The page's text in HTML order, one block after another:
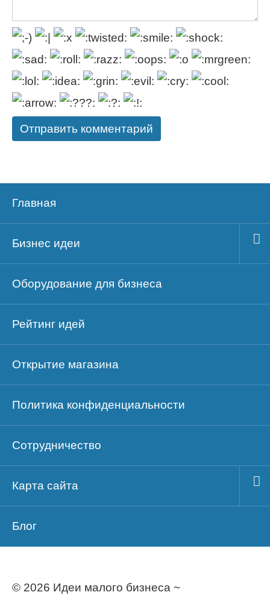
Главная
Бизнес идеи
Оборудование для бизнеса
Рейтинг идей
Открытие магазина
Политика конфиденциальности
Сотрудничество
Карта сайта
Блог
© 2026 Идеи малого бизнеса ~